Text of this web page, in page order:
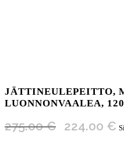
JÄTTINEULEPEITTO,
LUONNONVAALEA,
275.00€
Alkuperäinen
hinta
224.00 €